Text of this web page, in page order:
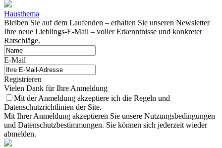
Hausthema
Bleiben Sie auf dem Laufenden – erhalten Sie unseren Newsletter
Ihre neue Lieblings-E-Mail – voller Erkenntnisse und konkreter
Ratschläge.
E-Mail
Registrieren
Vielen Dank für Ihre Anmeldung
Mit der Anmeldung akzeptiere ich die Regeln und
Datenschutzrichtlinien der Site.
Mit Ihrer Anmeldung akzeptieren Sie unsere Nutzungsbedingungen
und Datenschutzbestimmungen. Sie können sich jederzeit wieder
abmelden.